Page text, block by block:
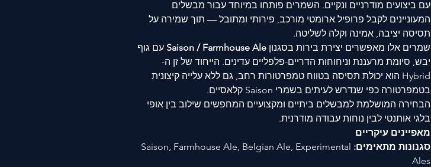
עם ביצועים מודרניים ונקיים. השמרים פותחו במיוחד עבור מבשלים
המעוניינים לקבל פרופיל ארומטי מורכב, פירותי ומתובל — תוך שמירה על
תסיסה יציבה, אמינה וקלה לשליטה.
שמרים אלו מאפשרים יצירת בירות בסגנון Saison / Farmhouse Ale עם גוף
יבש, סיומת מרעננת וניחוחות הדריים-פלפליים עדינים. הייחוד של זן ה-
Hybrid הוא יכולת תסיסה בטווח טמפרטורות רחב, גם ללא עלייה קיצונית
בטמפרטורה כפי שנדרש לעיתים בשמרי Saison קלאסיים.
הבחירה המושלמת למבשלים ביתיים ומקצועיים המחפשים שילוב בין אופי
בלגי אותנטי לבין נוחות עבודה מודרנית.
מאפיינים עיקריים
סגנונות מתאימים: Saison, Farmhouse Ale, Belgian Ale, Experimental
Ales